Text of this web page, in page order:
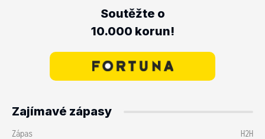
Soutěžte o
10.000 korun!
Zajímavé zápasy
Zápas
H2H